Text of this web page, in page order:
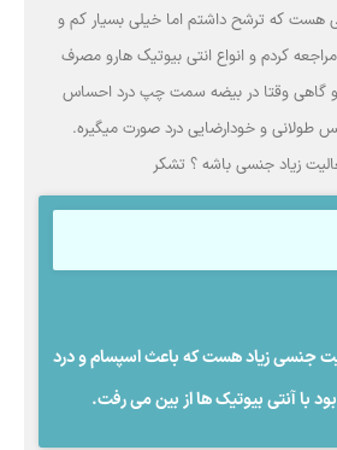
هست که ترشح داشتم اما خیلی بسیار کم و
کردم و انواع انتی بیوتیک هارو مصرف
گاهی وقتا در بیضه سمت چپ درد احساس
طولانی و خودارضایی درد صورت میگیره.
زیاد جنسی باشه ؟ تشکر
جنسی زیاد هست که باعث اسپسام و درد
با آنتی بیوتیک ها از بین می رفت.